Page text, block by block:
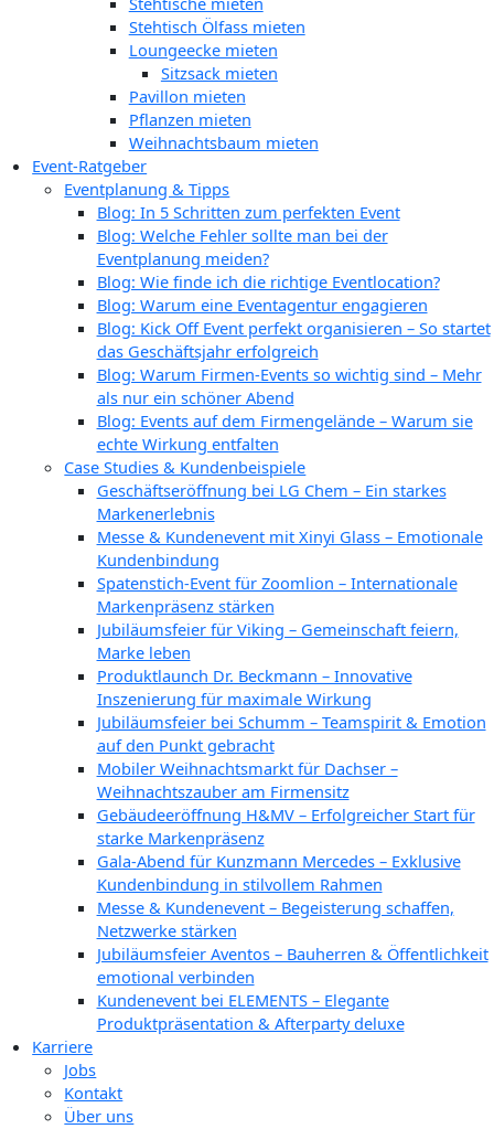
Stehtisch Ölfass mieten
Loungeecke mieten
Sitzsack mieten
Pavillon mieten
Pflanzen mieten
Weihnachtsbaum mieten
Event-Ratgeber
Eventplanung & Tipps
Blog: In 5 Schritten zum perfekten Event
Blog: Welche Fehler sollte man bei der
Eventplanung meiden?
Blog: Wie finde ich die richtige Eventlocation?
Blog: Warum eine Eventagentur engagieren
Blog: Kick Off Event perfekt organisieren – So startet
das Geschäftsjahr erfolgreich
Blog: Warum Firmen-Events so wichtig sind – Mehr
als nur ein schöner Abend
Blog: Events auf dem Firmengelände – Warum sie
echte Wirkung entfalten
Case Studies & Kundenbeispiele
Geschäftseröffnung bei LG Chem – Ein starkes
Markenerlebnis
Messe & Kundenevent mit Xinyi Glass – Emotionale
Kundenbindung
Spatenstich-Event für Zoomlion – Internationale
Markenpräsenz stärken
Jubiläumsfeier für Viking – Gemeinschaft feiern,
Marke leben
Produktlaunch Dr. Beckmann – Innovative
Inszenierung für maximale Wirkung
Jubiläumsfeier bei Schumm – Teamspirit & Emotion
auf den Punkt gebracht
Mobiler Weihnachtsmarkt für Dachser –
Weihnachtszauber am Firmensitz
Gebäudeeröffnung H&MV – Erfolgreicher Start für
starke Markenpräsenz
Gala-Abend für Kunzmann Mercedes – Exklusive
Kundenbindung in stilvollem Rahmen
Messe & Kundenevent – Begeisterung schaffen,
Netzwerke stärken
Jubiläumsfeier Aventos – Bauherren & Öffentlichkeit
emotional verbinden
Kundenevent bei ELEMENTS – Elegante
Produktpräsentation & Afterparty deluxe
Karriere
Jobs
Kontakt
Über uns